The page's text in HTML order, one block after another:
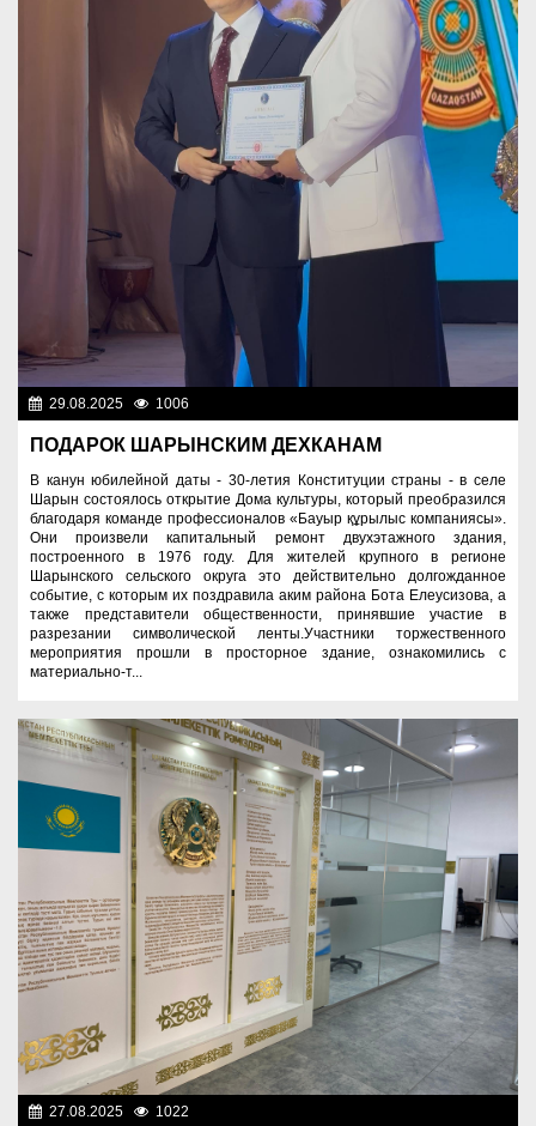
29.08.2025 1006
ПОДАРОК ШАРЫНСКИМ ДЕХКАНАМ
В канун юбилейной даты - 30-летия Конституции страны - в селе
Шарын состоялось открытие Дома культуры, который преобразился
благодаря команде профессионалов «Бауыр құрылыс компаниясы».
Они произвели капитальный ремонт двухэтажного здания,
построенного в 1976 году. Для жителей крупного в регионе
Шарынского сельского округа это действительно долгожданное
событие, с которым их поздравила аким района Бота Елеусизова, а
также представители общественности, принявшие участие в
разрезании символической ленты.Участники торжественного
мероприятия прошли в просторное здание, ознакомились с
материально-т...
27.08.2025 1022